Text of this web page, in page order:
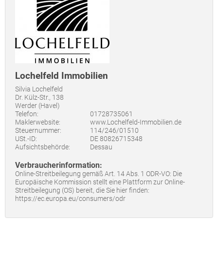
Lochelfeld Immobilien
Silvia Lochelfeld
Dr. Külz-Str., 138
Werder (Havel)
Telefon:
01728735061
Maklerwebsite:
www.Lochelfeld-Immobilien.de
Steuernummer:
114/246/01510
USt.-ID:
DE 80826715348
Aufsichtsbehörde:
Dessau
Verbraucherinformation:
Online-Streitbeilegung gemäß Art. 14 Abs. 1 ODR-VO: Die
Europäische Kommission stellt eine Plattform zur Online-
Streitbeilegung (OS) bereit, die Sie hier finden:
https://ec.europa.eu/consumers/odr